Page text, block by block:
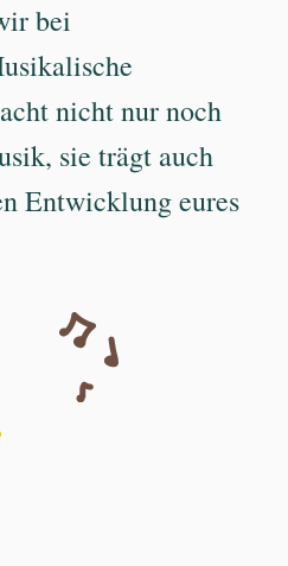
bei
nicht nur noch
sie trägt auch
Entwicklung eures